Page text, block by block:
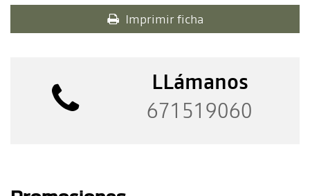
Imprimir ficha
LLámanos
671519060